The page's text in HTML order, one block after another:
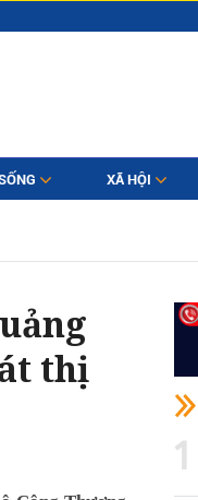
XÃ HỘI
thị
1